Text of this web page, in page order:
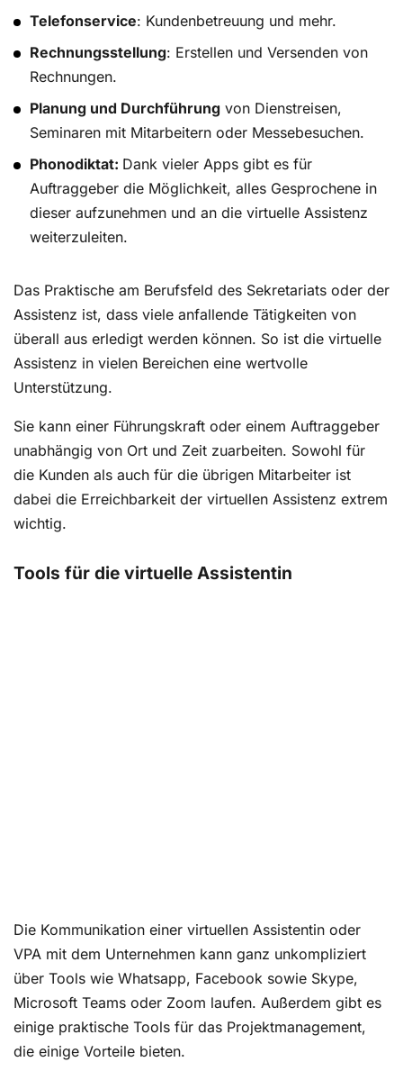
Telefonservice: Kundenbetreuung und mehr.
Rechnungsstellung: Erstellen und Versenden von
Rechnungen.
Planung und Durchführung von Dienstreisen,
Seminaren mit Mitarbeitern oder Messebesuchen.
Phonodiktat: Dank vieler Apps gibt es für
Auftraggeber die Möglichkeit, alles Gesprochene in
dieser aufzunehmen und an die virtuelle Assistenz
weiterzuleiten.
Das Praktische am Berufsfeld des Sekretariats oder der
Assistenz ist, dass viele anfallende Tätigkeiten von
überall aus erledigt werden können. So ist die virtuelle
Assistenz in vielen Bereichen eine wertvolle
Unterstützung.
Sie kann einer Führungskraft oder einem Auftraggeber
unabhängig von Ort und Zeit zuarbeiten. Sowohl für
die Kunden als auch für die übrigen Mitarbeiter ist
dabei die Erreichbarkeit der virtuellen Assistenz extrem
wichtig.
Tools für die virtuelle Assistentin
Die Kommunikation einer virtuellen Assistentin oder
VPA mit dem Unternehmen kann ganz unkompliziert
über Tools wie Whatsapp, Facebook sowie Skype,
Microsoft Teams oder Zoom laufen. Außerdem gibt es
einige praktische Tools für das Projektmanagement,
die einige Vorteile bieten.